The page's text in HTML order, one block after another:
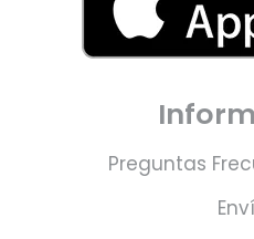
Preguntas